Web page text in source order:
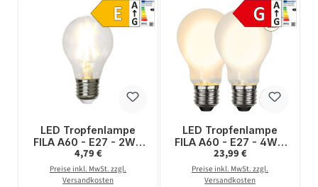
LED Tropfenlampe
FILA A60 - E27 - 2W -
warmweiss 2700K -
220lm - klar
Regulärer Preis:
4,79 €
Preise inkl. MwSt. zzgl.
Versandkosten
LED Tropfenlampe
FILA A60 - E27 - 4W -
DTW 3000-2000 -
280lm - frost -
dimmbar
Regulärer Preis:
23,99 €
Preise inkl. MwSt. zzgl.
Versandkosten